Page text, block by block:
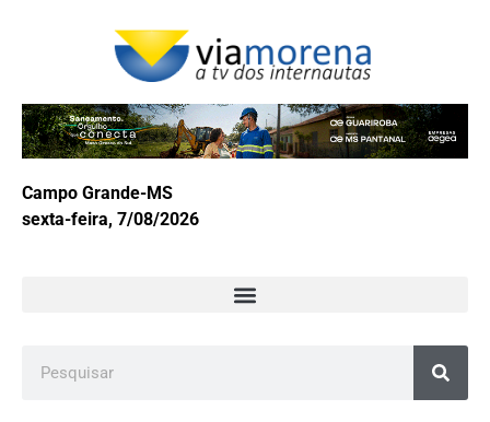
Campo Grande-MS
sexta-feira, 7/08/2026